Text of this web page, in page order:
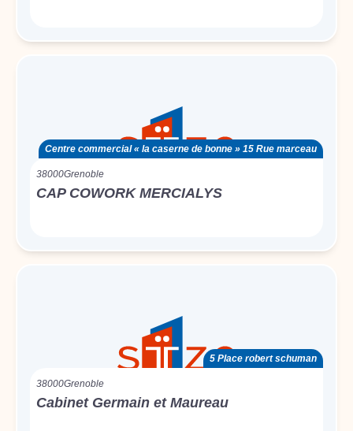
Centre commercial « la caserne de bonne » 15 Rue marceau
38000Grenoble
CAP COWORK MERCIALYS
5 Place robert schuman
38000Grenoble
Cabinet Germain et Maureau